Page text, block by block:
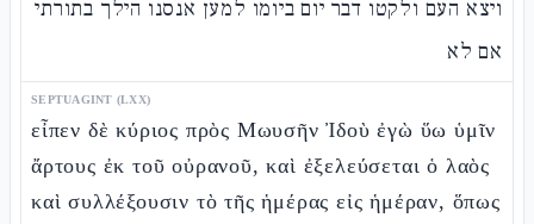
ויצא העם ולקטו דבר יום ביומו למען אנסנו הילך בתורתי
אם לא
SEPTUAGINT (LXX)
εἶπεν δὲ κύριος πρὸς Μωυσῆν Ἰδοὺ ἐγὼ ὕω ὑμῖν
ἄρτους ἐκ τοῦ οὐρανοῦ, καὶ ἐξελεύσεται ὁ λαὸς
καὶ συλλέξουσιν τὸ τῆς ἡμέρας εἰς ἡμέραν, ὅπως